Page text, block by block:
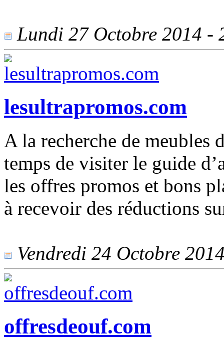
Lundi 27 Octobre 2014 -
lesultrapromos.com
A la recherche de meubles
temps de visiter le guide
les offres promos et bons
à recevoir des réductions
Vendredi 24 Octobre
offresdeouf.com